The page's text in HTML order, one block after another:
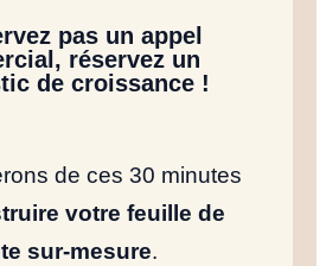
Ressources
NOUS TROUVER
YOUTUBE
LINKEDIN
LIEN
pas un appel
réservez un
de croissance !
de ces 30 minutes
votre feuille de
sur-mesure.